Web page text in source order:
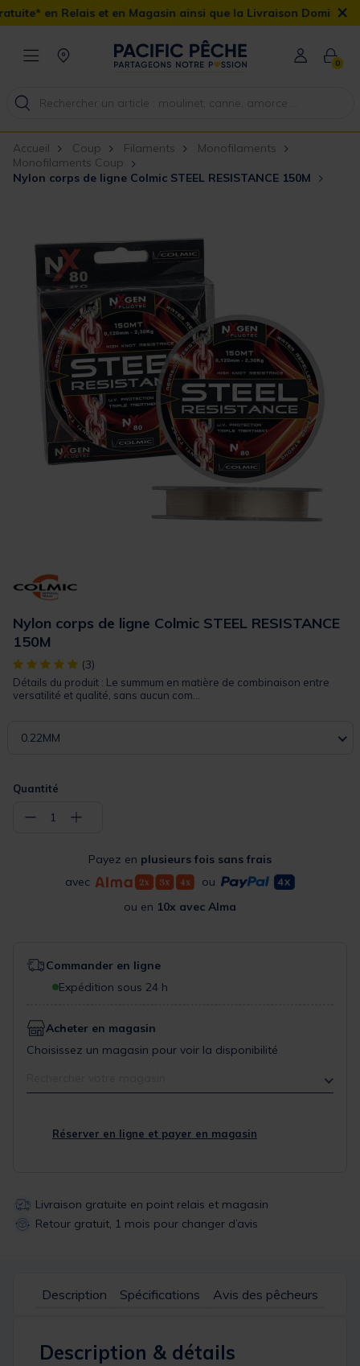
en Magasin ainsi que la Livraison Domicile offerte dès 90€×
0
Accueil Coup Filaments
Monofilaments
Monofilaments Coup
Nylon corps de ligne Colmic STEEL RESISTANCE 150M
Nylon corps de ligne Colmic STEEL RESISTANCE
150M
[object Object] out of 5 Customer Rating
(3)
Détails du produit : Le summum en matière de combinaison entre
versatilité et qualité, sans aucun com...
0.22MM
Quantité
− 1 +
Payez en plusieurs fois sans frais
avec
ou
ou en 10x avec Alma
Commander en ligne
Expédition sous 24 h
Acheter en magasin
Choisissez un magasin pour voir la disponibilité
Réserver en ligne et payer en magasin
Livraison gratuite en point relais et magasin
Retour gratuit, 1 mois pour changer d’avis
Description Spécifications Avis des pêcheurs
Description & détails